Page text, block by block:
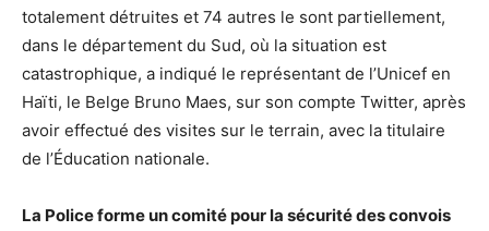
totalement détruites et 74 autres le sont partiellement,
dans le département du Sud, où la situation est
catastrophique, a indiqué le représentant de l’Unicef en
Haïti, le Belge Bruno Maes, sur son compte Twitter, après
avoir effectué des visites sur le terrain, avec la titulaire
de l’Éducation nationale.
La Police forme un comité pour la sécurité des convois